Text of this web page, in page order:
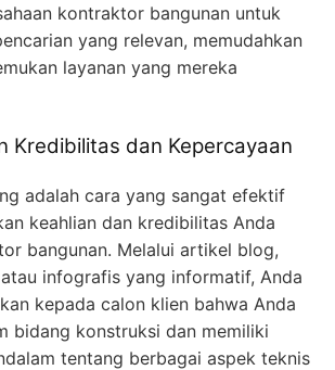
kontraktor bangunan untuk
yang relevan, memudahkan
layanan yang mereka
Kredibilitas dan Kepercayaan
adalah cara yang sangat efektif
keahlian dan kredibilitas Anda
bangunan. Melalui artikel blog,
infografis yang informatif, Anda
kepada calon klien bahwa Anda
bidang konstruksi dan memiliki
tentang berbagai aspek teknis